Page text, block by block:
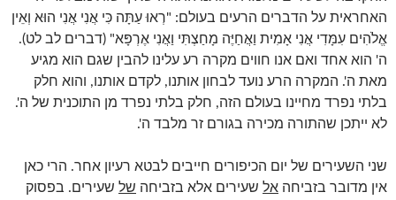
האחראית על הדברים הרעים בעולם: "רְאוּ עַתָּה כִּי אֲנִי אֲנִי הוּא וְאֵין
אֱלֹהִים עִמָּדִי אֲנִי אָמִית וַאֲחַיֶּה מָחַצְתִּי וַאֲנִי אֶרְפָּא" (דברים לב לט).
ה' הוא אחד ואם אנו חווים מקרה רע עלינו להבין שגם הוא מגיע
מאת ה'. המקרה הרע נועד לבחון אותנו, לקדם אותנו, והוא חלק
בלתי נפרד מחיינו בעולם הזה, חלק בלתי נפרד מן התוכנית של ה'.
לא ייתכן שהתורה מכירה בגורם זר מלבד ה'.
שני השעירים של יום הכיפורים חייבים לבטא רעיון אחר. הרי כאן
אין מדובר בזביחה אל שעירים אלא בזביחה של שעירים. בפסוק